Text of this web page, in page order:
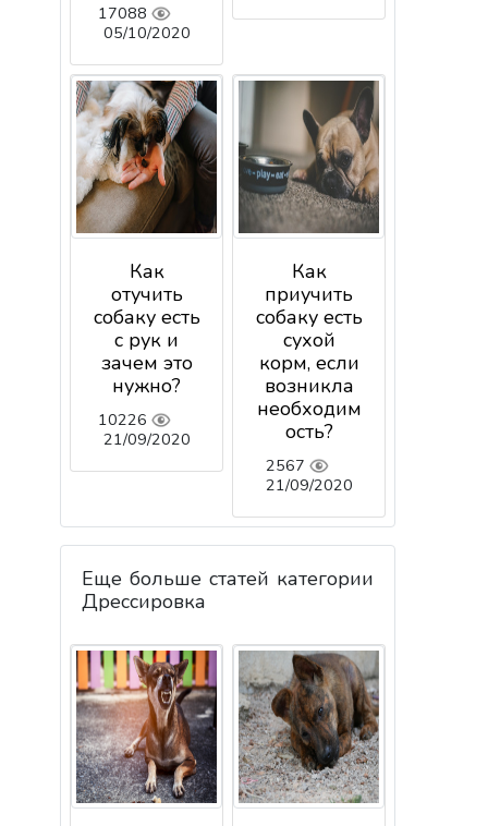
17088
05/10/2020
Как
отучить
собаку есть
с рук и
зачем это
нужно?
10226
21/09/2020
Как
приучить
собаку есть
сухой
корм, если
возникла
необходим
ость?
2567
21/09/2020
Еще больше статей категории
Дрессировка